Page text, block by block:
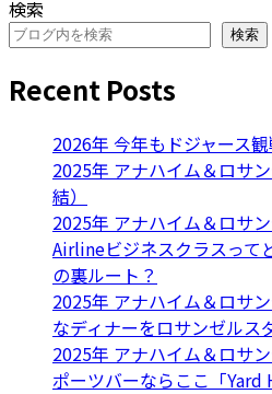
検索
検索
Recent Posts
2026年 今年もドジャース
2025年 アナハイム＆ロサ
結）
2025年 アナハイム＆ロサ
Airlineビジネスクラスって
の裏ルート？
2025年 アナハイム＆ロサ
なディナーをロサンゼルス
2025年 アナハイム＆ロサ
ポーツバーならここ「Yard